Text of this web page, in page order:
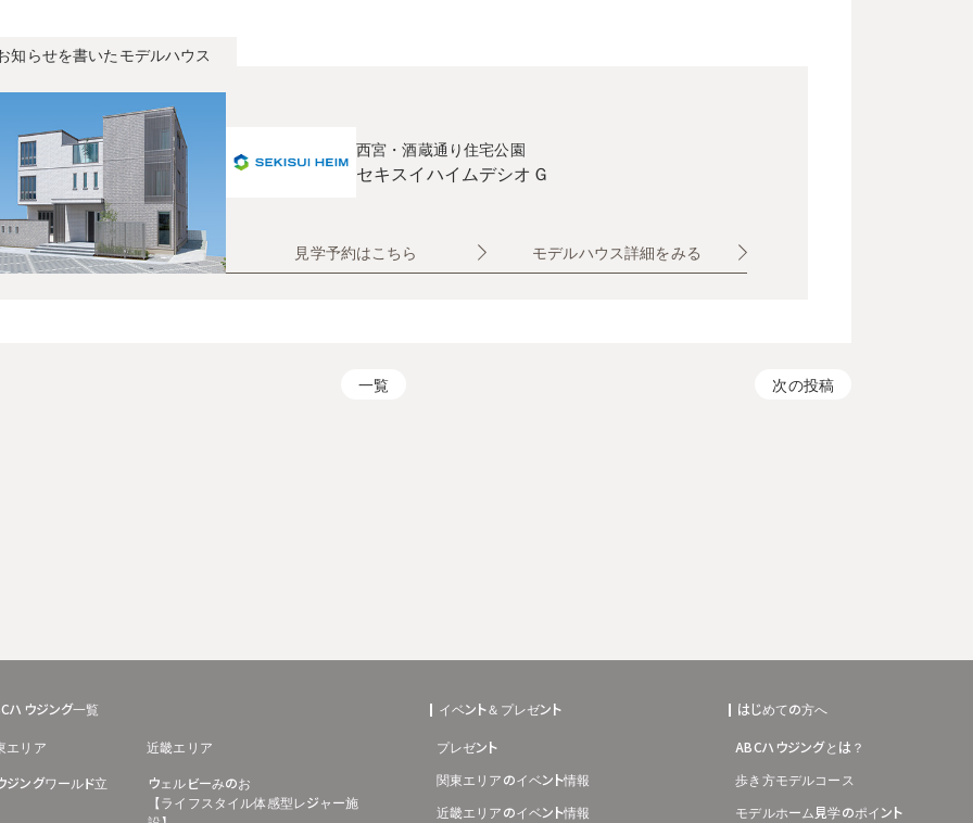
知らせを書いたモデルハウス
西宮・酒蔵通り住宅公園
セキスイハイムデシオＧ
見学予約はこちら モデルハウス詳細をみる
一覧 次の投稿
ハウジング一覧
エリア
ジングワールド立
近畿エリア
ウェルビーみのお
【ライフスタイル体感型レジャー施
イベント＆プレゼント
プレゼント
関東エリアのイベント情報
近畿エリアのイベント情報
はじめての方へ
ABCハウジングとは？
歩き方モデルコース
モデルホーム見学のポイント